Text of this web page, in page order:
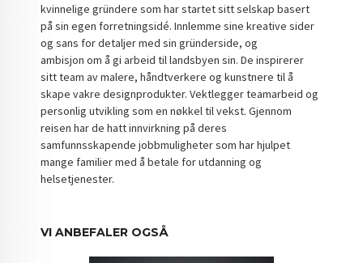
kvinnelige gründere som har startet sitt selskap basert
på sin egen forretningsidé. Innlemme sine kreative sider
og sans for detaljer med sin gründerside, og
ambisjon om å gi arbeid til landsbyen sin. De inspirerer
sitt team av malere, håndtverkere og kunstnere til å
skape vakre designprodukter. Vektlegger teamarbeid og
personlig utvikling som en nøkkel til vekst. Gjennom
reisen har de hatt innvirkning på deres
samfunnsskapende jobbmuligheter som har hjulpet
mange familier med å betale for utdanning og
helsetjenester.
VI ANBEFALER OGSÅ